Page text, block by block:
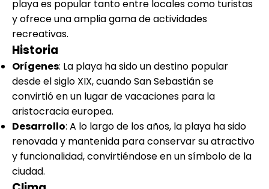
playa es popular tanto entre locales como turistas
y ofrece una amplia gama de actividades
recreativas.
Historia
Orígenes: La playa ha sido un destino popular
desde el siglo XIX, cuando San Sebastián se
convirtió en un lugar de vacaciones para la
aristocracia europea.
Desarrollo: A lo largo de los años, la playa ha sido
renovada y mantenida para conservar su atractivo
y funcionalidad, convirtiéndose en un símbolo de la
ciudad.